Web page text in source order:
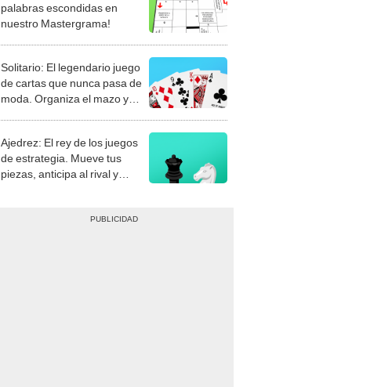
palabras escondidas en
nuestro Mastergrama!
Solitario: El legendario juego
de cartas que nunca pasa de
moda. Organiza el mazo y
Ajedrez: El rey de los juegos
de estrategia. Mueve tus
piezas, anticipa al rival y